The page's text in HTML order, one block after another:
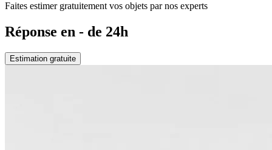
Faites estimer gratuitement vos objets par nos experts
Réponse en - de 24h
Estimation gratuite